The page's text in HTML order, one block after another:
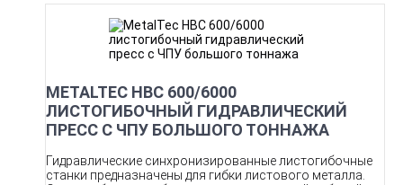
METALTEC HBC 600/6000
ЛИСТОГИБОЧНЫЙ ГИДРАВЛИЧЕСКИЙ
ПРЕСС С ЧПУ БОЛЬШОГО ТОННАЖА
Гидравлические синхронизированные листогибочные
станки предназначены для гибки листового металла.